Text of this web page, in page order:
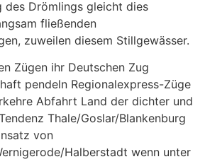
des Drömlings gleicht dies
fließenden
zuweilen diesem Stillgewässer.
Zügen ihr Deutschen Zug
pendeln Regionalexpress-Züge
Abfahrt Land der dichter und
Thale/Goslar/Blankenburg
von
Halberstadt wenn unter